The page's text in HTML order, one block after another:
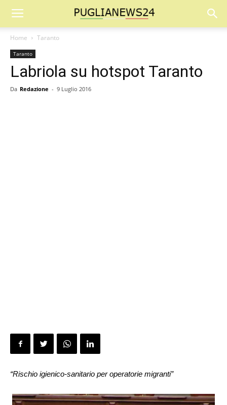
Home Taranto
Taranto
Labriola su hotspot Taranto
Da Redazione - 9 Luglio 2016
“Rischio igienico-sanitario per operatorie migranti”